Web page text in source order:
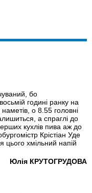
бо
годині ранку на
о 8.55 головні
а спраглі до
кухлів пива аж до
Крістіан Уде
цього хмільний напій
Юлія КРУТОГРУДОВА